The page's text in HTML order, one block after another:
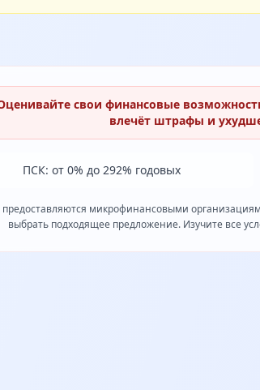
свои финансовые
влечёт штрафы и
ПСК: от 0% до 292% годовых
микрофинансовыми
выбрать подходящее предложение. Изучите все